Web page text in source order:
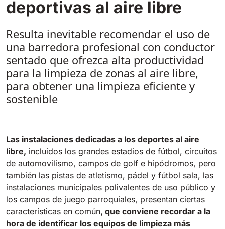
E55
E51
530 mm 2280 m²/h
E71
710 mm 3195 m²/h
E81
810 mm 3645 m²/h
Tigra
Rider 1201
1200 mm 10200 m²/h
Rider Lift
Xtrema
1400 mm 12600 m²/h
Magnum
1570 mm 18840 m²/h
deportivas al aire libre
Resulta inevitable recomendar el uso de
una barredora profesional con conductor
sentado que ofrezca alta productividad
para la limpieza de zonas al aire libre,
para obtener una limpieza eficiente y
sostenible
Las instalaciones dedicadas a los deportes al aire
libre, incluidos los grandes estadios de fútbol, circuitos
de automovilismo, campos de golf e hipódromos, pero
también las pistas de atletismo, pádel y fútbol sala, las
instalaciones municipales polivalentes de uso público y
los campos de juego parroquiales, presentan ciertas
características en común, que conviene recordar a la
hora de identificar los equipos de limpieza más